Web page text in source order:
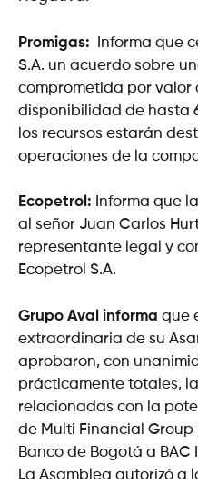
Promigas:
Informa que
S.A. un acuerdo sobre
comprometida por valor
disponibilidad de hasta
los recursos estarán
operaciones de la
Ecopetrol: Informa que
al señor Juan Carlos
representante legal y
Ecopetrol S.A.
Grupo Aval informa que
extraordinaria de su
aprobaron, con
prácticamente totales,
relacionadas con la
de Multi Financial
Banco de Bogotá a
La Asamblea autorizó a